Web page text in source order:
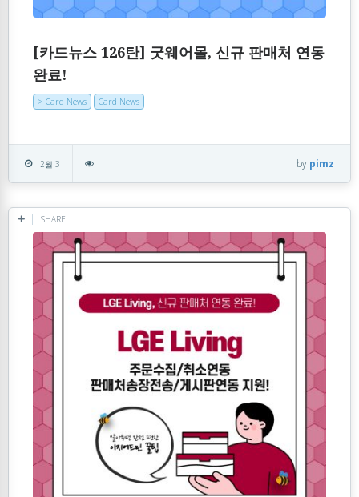
[카드뉴스 126탄] 굿웨어몰, 신규 판매처 연동
완료!
> Card News Card News
2월 3 by pimz
SHARE